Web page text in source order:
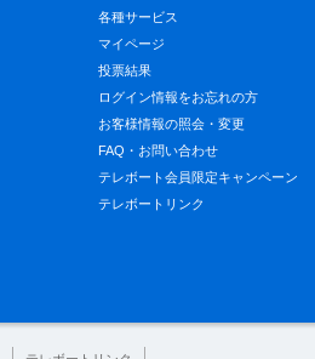
各種サービス
マイページ
投票結果
ログイン情報をお忘れの方
お客様情報の照会・変更
FAQ・お問い合わせ
テレボート会員限定キャンペーン
テレボートリンク